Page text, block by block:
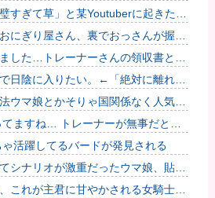
さにそれな件
すぎて草」と某Youtuberに起きた悲
ために愛車をを停めて撮影してい...
にぎり屋さん、裏でおっさんが握っ
ｗｗｗｗｗｗｗｗ
した…トレーナーさんの領収書と給
日陰に入りたい。←「絶対に離れた
ウマ娘とかそりゃ国関係なく人気出
てますね… トレーナーが無事だとい
ゃ活躍してるバードが発見される
シナリオが激重だったウマ娘、貼
これが主君に甘やかされる女騎士の